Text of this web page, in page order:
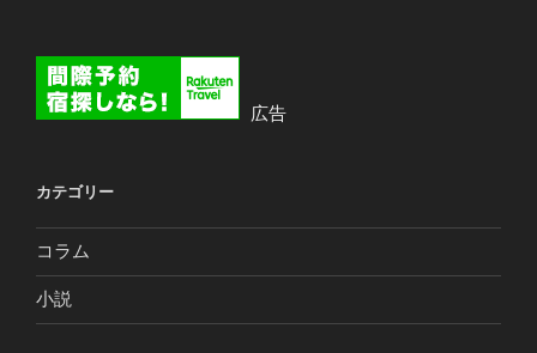
広告
カテゴリー
コラム
小説